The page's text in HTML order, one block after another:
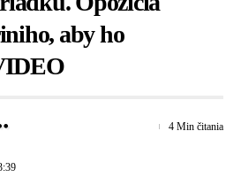
aby ho
4 Min čitania